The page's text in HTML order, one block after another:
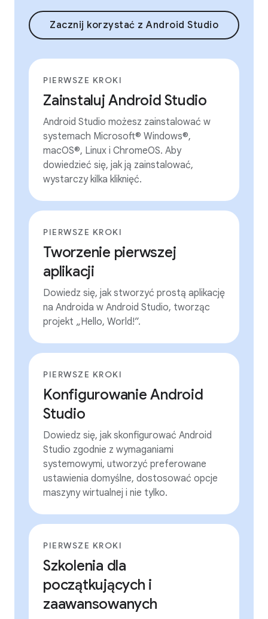
Zacznij korzystać z Android Studio
PIERWSZE KROKI
Zainstaluj Android Studio
Android Studio możesz zainstalować w
systemach Microsoft® Windows®,
macOS®, Linux i ChromeOS. Aby
dowiedzieć się, jak ją zainstalować,
wystarczy kilka kliknięć.
PIERWSZE KROKI
Tworzenie pierwszej
aplikacji
Dowiedz się, jak stworzyć prostą aplikację
na Androida w Android Studio, tworząc
projekt „Hello, World!”.
PIERWSZE KROKI
Konfigurowanie Android
Studio
Dowiedz się, jak skonfigurować Android
Studio zgodnie z wymaganiami
systemowymi, utworzyć preferowane
ustawienia domyślne, dostosować opcje
maszyny wirtualnej i nie tylko.
PIERWSZE KROKI
Szkolenia dla
początkujących i
zaawansowanych